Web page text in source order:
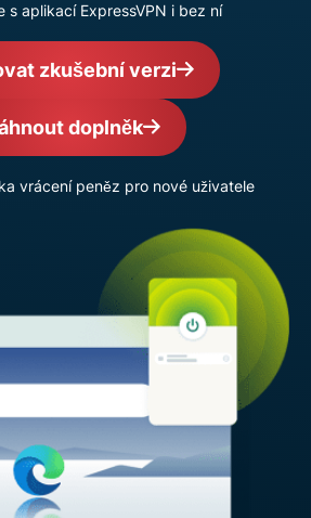
s aplikací ExpressVPN i bez ní
zkušební verzi
doplněk
vrácení peněz pro nové uživatele